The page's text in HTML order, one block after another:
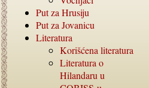
Put za Hrusiju
Put za Jovanicu
Literatura
Korišćena literatura
Literatura o
Hilandaru u